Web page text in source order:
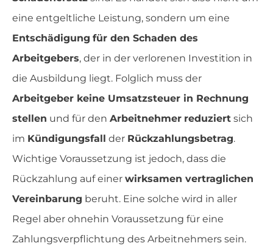
eine entgeltliche Leistung, sondern um eine
Entschädigung für den Schaden des
Arbeitgebers, der in der verlorenen Investition in
die Ausbildung liegt. Folglich muss der
Arbeitgeber keine Umsatzsteuer in Rechnung
stellen und für den Arbeitnehmer reduziert sich
im Kündigungsfall der Rückzahlungsbetrag.
Wichtige Voraussetzung ist jedoch, dass die
Rückzahlung auf einer wirksamen vertraglichen
Vereinbarung beruht. Eine solche wird in aller
Regel aber ohnehin Voraussetzung für eine
Zahlungsverpflichtung des Arbeitnehmers sein.